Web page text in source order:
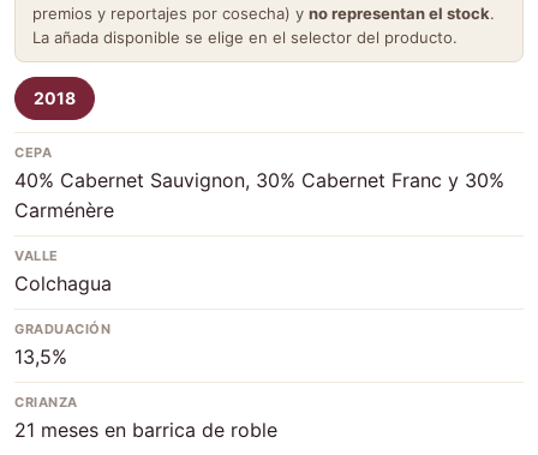
premios y reportajes por cosecha) y no representan el stock.
La añada disponible se elige en el selector del producto.
2018
CEPA
40% Cabernet Sauvignon, 30% Cabernet Franc y 30%
Carménère
VALLE
Colchagua
GRADUACIÓN
13,5%
CRIANZA
21 meses en barrica de roble